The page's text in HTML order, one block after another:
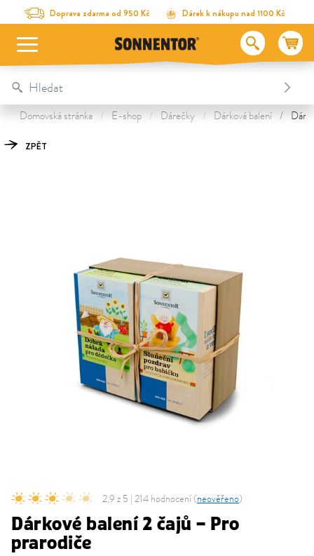
Na obsah stránky
Na seznam obsahu
Na menu Doprava zdarma od 950 Kč Dárek k nákupu nad 1100 Kč
Table Of Content
Dárkové balení 2 čajů – Pro prarodiče
Objevte další poklady
Domovská stránka E-shop Dárečky Dárková balení
ZPĚT
2,9 z 5 | 214 hodnocení (neověřeno)
Dárkové balení 2 čajů – Pro
prarodiče